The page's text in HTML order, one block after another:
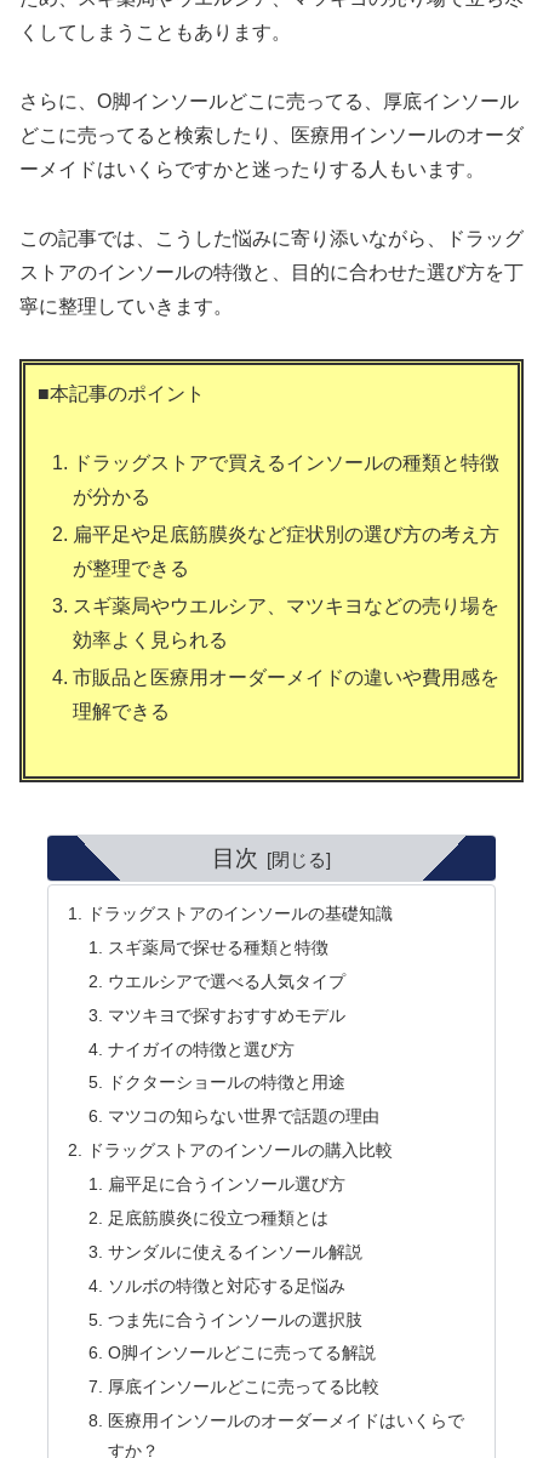
くしてしまうこともあります。
さらに、O脚インソールどこに売ってる、厚底インソール
どこに売ってると検索したり、医療用インソールのオーダ
ーメイドはいくらですかと迷ったりする人もいます。
この記事では、こうした悩みに寄り添いながら、ドラッグ
ストアのインソールの特徴と、目的に合わせた選び方を丁
寧に整理していきます。
■本記事のポイント
ドラッグストアで買えるインソールの種類と特徴
が分かる
扁平足や足底筋膜炎など症状別の選び方の考え方
が整理できる
スギ薬局やウエルシア、マツキヨなどの売り場を
効率よく見られる
市販品と医療用オーダーメイドの違いや費用感を
理解できる
目次
ドラッグストアのインソールの基礎知識
スギ薬局で探せる種類と特徴
ウエルシアで選べる人気タイプ
マツキヨで探すおすすめモデル
ナイガイの特徴と選び方
ドクターショールの特徴と用途
マツコの知らない世界で話題の理由
ドラッグストアのインソールの購入比較
扁平足に合うインソール選び方
足底筋膜炎に役立つ種類とは
サンダルに使えるインソール解説
ソルボの特徴と対応する足悩み
つま先に合うインソールの選択肢
O脚インソールどこに売ってる解説
厚底インソールどこに売ってる比較
医療用インソールのオーダーメイドはいくらで
すか？